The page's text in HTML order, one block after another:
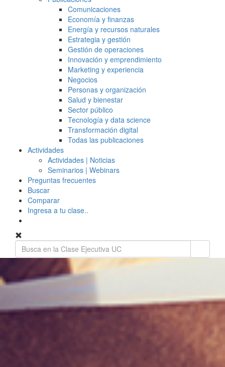
Comunicaciones
Economía y finanzas
Energía y recursos naturales
Estrategia y gestión
Gestión de operaciones
Innovación y emprendimiento
Marketing y experiencia
Negocios
Personas y organización
Salud y bienestar
Sector público
Tecnología y data science
Transformación digital
Todas las publicaciones
Actividades
Actividades | Noticias
Seminarios | Webinars
Preguntas frecuentes
Buscar
Comparar
Ingresa a tu clase..